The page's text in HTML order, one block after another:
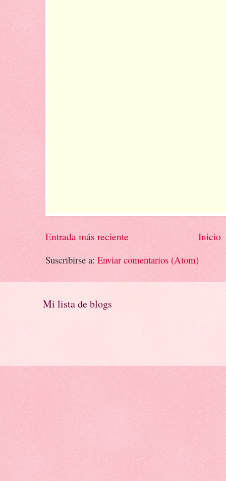
Entrada más reciente
Inicio
Suscribirse a: Enviar comentarios (Atom)
Mi lista de blogs